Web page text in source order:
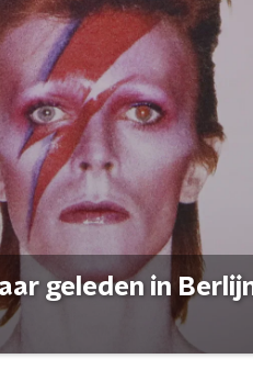
geleden in